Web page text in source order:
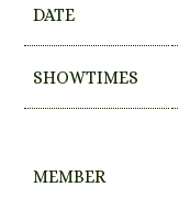
DATE
SHOWTIMES
MEMBER